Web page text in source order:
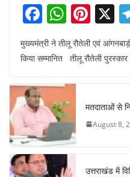
F
a
c
b
o
o
k
W
h
at
A
p
p
Pi
nt
er
X
मुख्यमंत्री ने तीलू रौतेली एवं
किया सम्मानित तीलू रौतेली पुरस्कार
मतदाताओं से
August 8,
उत्तराखंड में